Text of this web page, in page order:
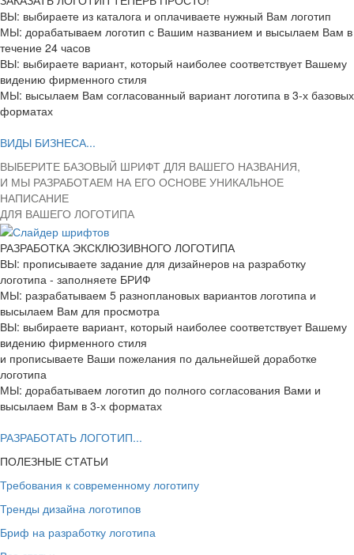
ВЫ: выбираете из каталога и оплачиваете нужный Вам логотип
МЫ: дорабатываем логотип с Вашим названием и высылаем Вам в
течение 24 часов
ВЫ: выбираете вариант, который наиболее соответствует Вашему
видению фирменного стиля
МЫ: высылаем Вам согласованный вариант логотипа в 3-х базовых
форматах
ВИДЫ БИЗНЕСА...
ВЫБЕРИТЕ БАЗОВЫЙ ШРИФТ ДЛЯ ВАШЕГО НАЗВАНИЯ,
И МЫ РАЗРАБОТАЕМ НА ЕГО ОСНОВЕ УНИКАЛЬНОЕ
НАПИСАНИЕ
ДЛЯ ВАШЕГО ЛОГОТИПА
РАЗРАБОТКА ЭКСКЛЮЗИВНОГО ЛОГОТИПА
ВЫ: прописываете задание для дизайнеров на разработку
логотипа - заполняете БРИФ
МЫ: разрабатываем 5 разноплановых вариантов логотипа и
высылаем Вам для просмотра
ВЫ: выбираете вариант, который наиболее соответствует Вашему
видению фирменного стиля
и прописываете Ваши пожелания по дальнейшей доработке
логотипа
МЫ: дорабатываем логотип до полного согласования Вами и
высылаем Вам в 3-х форматах
РАЗРАБОТАТЬ ЛОГОТИП...
ПОЛЕЗНЫЕ СТАТЬИ
Требования к современному логотипу
Тренды дизайна логотипов
Бриф на разработку логотипа